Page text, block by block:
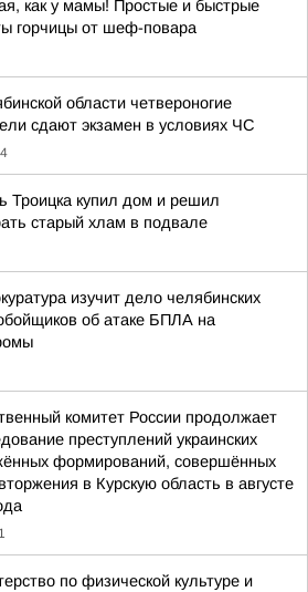
как у мамы! Простые и быстрые
горчицы от шеф-повара
области четвероногие
сдают экзамен в условиях ЧС
Троицка купил дом и решил
старый хлам в подвале
изучит дело челябинских
об атаке БПЛА на
комитет России продолжает
преступлений украинских
формирований, совершённых
в Курскую область в августе
по физической культуре и